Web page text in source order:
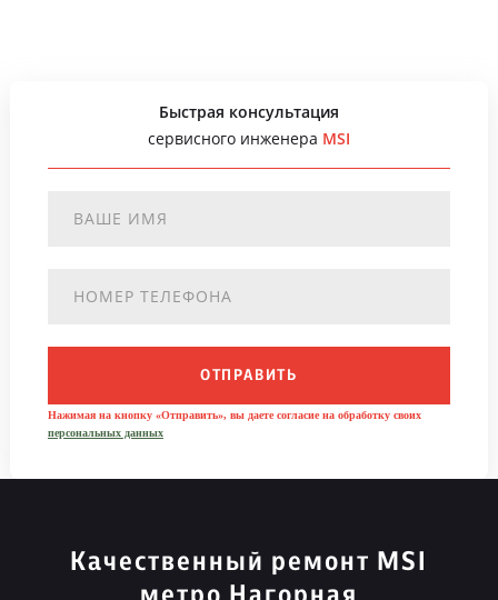
Быстрая консультация
сервисного инженера MSI
ОТПРАВИТЬ
Нажимая на кнопку «Отправить», вы даете согласие на обработку своих
персональных данных
Качественный ремонт MSI